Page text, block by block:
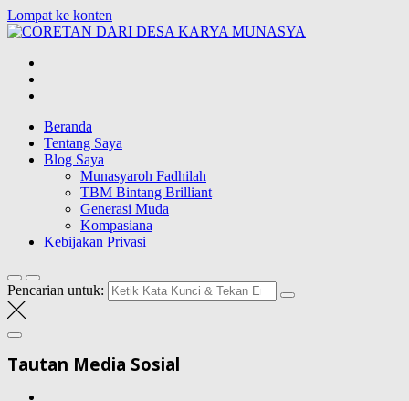
Lompat ke konten
Blog Wong Ndeso yang ingin berbagi berbagai hal di sekitarnya
Beranda
Tentang Saya
Blog Saya
Munasyaroh Fadhilah
TBM Bintang Brilliant
Generasi Muda
Kompasiana
Kebijakan Privasi
Pencarian untuk:
Tautan Media Sosial